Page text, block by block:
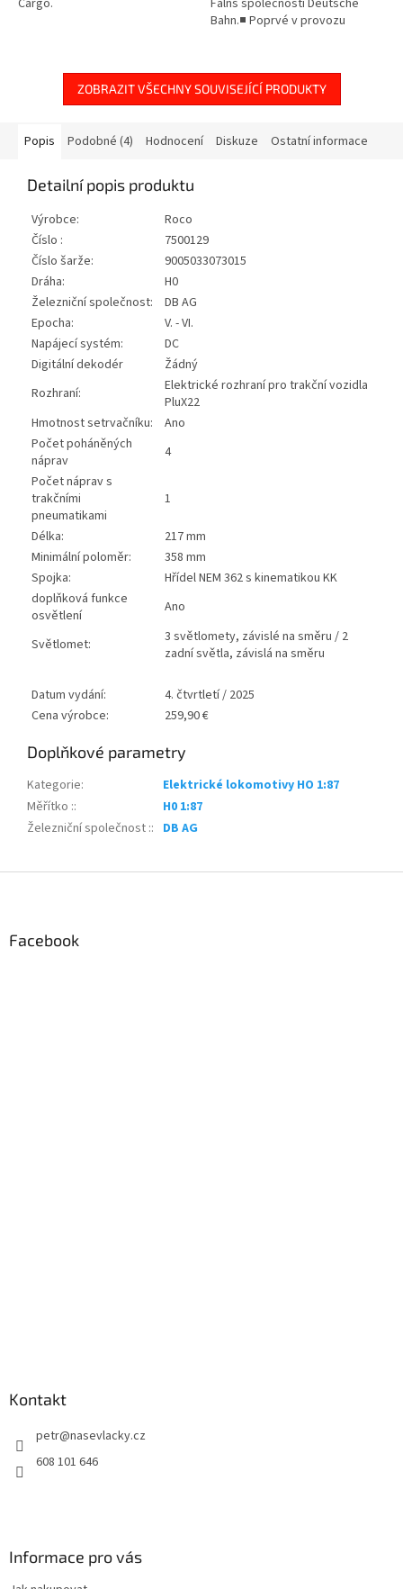
Bahn.■ Poprvé v provozu
ZOBRAZIT VŠECHNY SOUVISEJÍCÍ PRODUKTY
Popis Podobné (4) Hodnocení Diskuze Ostatní informace
Detailní popis produktu
Výrobce:
Roco
Číslo :
7500129
Číslo šarže:
9005033073015
Dráha:
H0
Železniční společnost:
DB AG
Epocha:
V. - VI.
Napájecí systém:
DC
Digitální dekodér
Žádný
Rozhraní:
Elektrické rozhraní pro trakční vozidla
PluX22
Hmotnost setrvačníku:
Ano
Počet poháněných
náprav
4
Počet náprav s
trakčními
pneumatikami
1
Délka:
217 mm
Minimální poloměr:
358 mm
Spojka:
Hřídel NEM 362 s kinematikou KK
doplňková funkce
osvětlení
Ano
Světlomet:
3 světlomety, závislé na směru / 2
zadní světla, závislá na směru
Datum vydání:
4. čtvrtletí / 2025
Cena výrobce:
259,90 €
Doplňkové parametry
Kategorie:
Elektrické lokomotivy HO 1:87
Měřítko ::
H0 1:87
Železniční společnost :: DB AG
Facebook
Kontakt
petr@nasevlacky.cz
608 101 646
Informace pro vás